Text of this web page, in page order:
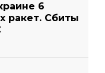
6
ракет. Сбиты